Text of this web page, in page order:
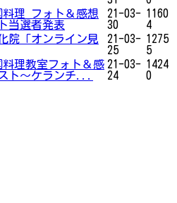
料理 フォト＆感想
当選者発表
21-03-
30
1160
4
院「オンライン見
21-03-
25
1275
5
理教室フォト＆感
ト～ケランチ...
21-03-
24
1424
0